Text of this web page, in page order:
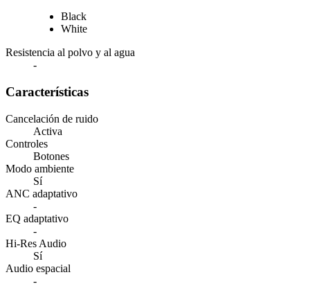
Black
White
Resistencia al polvo y al agua
-
Características
Cancelación de ruido
Activa
Controles
Botones
Modo ambiente
Sí
ANC adaptativo
-
EQ adaptativo
-
Hi-Res Audio
Sí
Audio espacial
-